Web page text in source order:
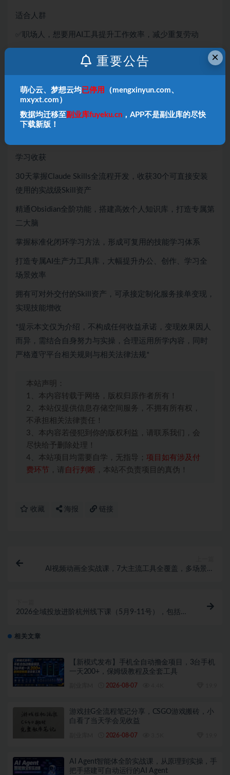
适合人群
✅职场人，想要用AI工具提升工作效率，减少重复劳动
✅内容创作者，想要搭建高效创作流，提升内容产出效率
边界
✅自由职业者，想要掌握可变现的AI技能，接单增收
✅学习者，想要用Obsidian搭建个人知识库，打造高效学习
学习收获
30天掌握Claude Skills全流程开发，收获30个可直接安装
使用的实战级Skill资产
精通Obsidian全阶功能，搭建高效个人知识库，打造专属第
二大脑
掌握标准化闭环学习方法，形成可复用的技能学习体系
打造专属AI生产力工具库，大幅提升办公、创作、学习全
场景效率
拥有可对外交付的Skill资产，可承接定制化服务接单变现，
实现技能增收
*提示本文仅为介绍，不构成任何收益承诺，变现效果因人
而异，需结合自身努力与实操，合理运用所学内容，同时
严格遵守平台相关规则与相关法律法规*
本站声明：
1、本内容转载于网络，版权归原作者所有！
2、本站仅提供信息存储空间服务，不拥有所有权，
不承担相关法律责任！
3、本内容若侵犯到你的版权利益，请联系我们，会
尽快给予删除处理！
4、本站项目均需要自学，无指导； 项目如有涉及付
费环节 ，请 自行判断 ，本站不负责项目的真伪！
收藏 海报 链接
AI视频动画全实战课，7大主流工具全覆盖，多场景从
2026全域投放进阶杭州线下课（5月9-11号），包括千
相关文章
【新模式发布】手机全自动撸金项目，3台手机
一天200+，保姆级教程及全套工具
2026-08-07
游戏挂G全流程笔记分享，CSGO游戏搬砖，小
白看了当天学会见收益
2026-08-07
AI Agent智能体全阶实战课，从原理到实操，手
把手搭建可自动运行的AI Agent
×
重要公告
萌心云、梦想云均 已停用
（mengxinyun.com、
mxyxt.com）
数据均迁移至副业库fuyeku.cn ，APP不是副业库的尽快
下载新版！